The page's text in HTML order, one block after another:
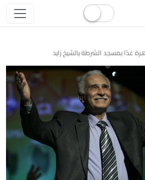
غدًا بمسجد الشرطة بالشيخ زايد